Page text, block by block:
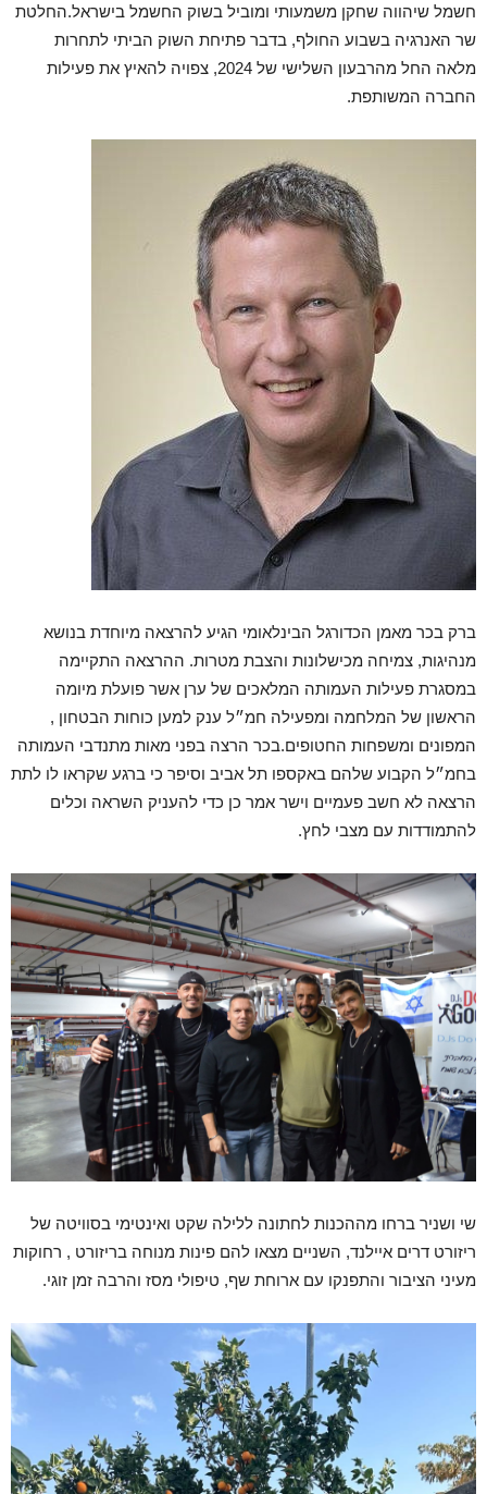
חשמל שיהווה שחקן משמעותי ומוביל בשוק החשמל בישראל.החלטת
שר האנרגיה בשבוע החולף, בדבר פתיחת השוק הביתי לתחרות
מלאה החל מהרבעון השלישי של 2024, צפויה להאיץ את פעילות
החברה המשותפת.
ברק בכר מאמן הכדורגל הבינלאומי הגיע להרצאה מיוחדת בנושא
מנהיגות, צמיחה מכישלונות והצבת מטרות. ההרצאה התקיימה
במסגרת פעילות העמותה המלאכים של ערן אשר פועלת מיומה
הראשון של המלחמה ומפעילה חמ״ל ענק למען כוחות הבטחון ,
המפונים ומשפחות החטופים.בכר הרצה בפני מאות מתנדבי העמותה
בחמ״ל הקבוע שלהם באקספו תל אביב וסיפר כי ברגע שקראו לו לתת
הרצאה לא חשב פעמיים וישר אמר כן כדי להעניק השראה וכלים
להתמודדות עם מצבי לחץ.
שי ושניר ברחו מההכנות לחתונה ללילה שקט ואינטימי בסוויטה של
ריזורט דרים איילנד, השניים מצאו להם פינות מנוחה בריזורט , רחוקות
מעיני הציבור והתפנקו עם ארוחת שף, טיפולי מסז והרבה זמן זוגי.